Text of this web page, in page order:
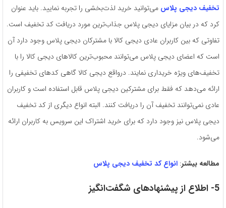
تخفیف دیجی پلاس می‌توانید خرید لذت‌بخشی را تجربه نمایید. باید عنوان
کرد که در بیان مزایای دیجی پلاس جذاب‌ترین مورد دریافت کد تخفیف است.
تفاوتی که بین کاربران عادی دیجی کالا با مشترکان دیجی پلاس وجود دارد آن
است که اعضای دیجی پلاس می‌توانند محبوب‌ترین کالاهای دیجی کالا را با
تخفیف‌های ویژه خریداری نمایند. درواقع دیجی کالا گاهی کدهای تخفیفی را
ارائه می‌دهد که فقط برای مشترکین دیجی پلاس قابل استفاده است و کاربران
عادی نمی‌توانند تخفیف آن را دریافت کنند. البته انواع دیگری از کد تخفیف
دیجی پلاس نیز وجود دارد که برای خرید اشتراک این سرویس به کاربران ارائه
می‌شود.
مطالعه بیشتر: انواع کد تخفیف دیجی پلاس
5- اطلاع از پیشنهادهای شگفت‌انگیز